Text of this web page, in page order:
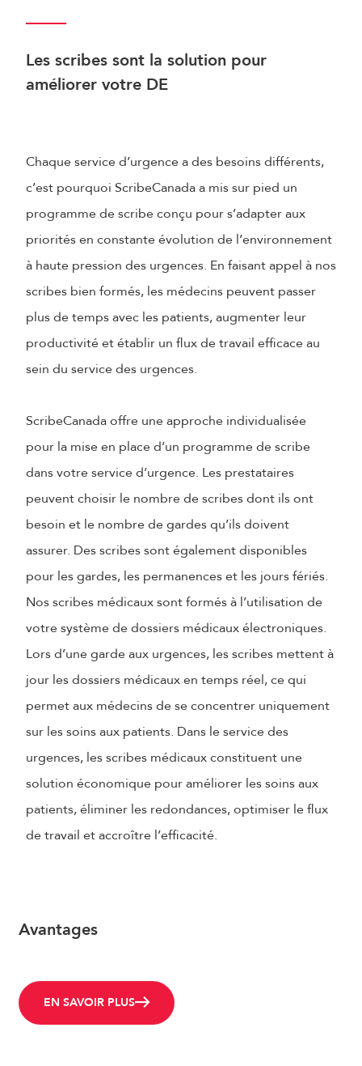
Les scribes sont la solution pour
améliorer votre DE
Chaque service d’urgence a des besoins différents,
c’est pourquoi ScribeCanada a mis sur pied un
programme de scribe conçu pour s’adapter aux
priorités en constante évolution de l’environnement
à haute pression des urgences. En faisant appel à nos
scribes bien formés, les médecins peuvent passer
plus de temps avec les patients, augmenter leur
productivité et établir un flux de travail efficace au
sein du service des urgences.
ScribeCanada offre une approche individualisée
pour la mise en place d’un programme de scribe
dans votre service d’urgence. Les prestataires
peuvent choisir le nombre de scribes dont ils ont
besoin et le nombre de gardes qu’ils doivent
assurer. Des scribes sont également disponibles
pour les gardes, les permanences et les jours fériés.
Nos scribes médicaux sont formés à l’utilisation de
votre système de dossiers médicaux électroniques.
Lors d’une garde aux urgences, les scribes mettent à
jour les dossiers médicaux en temps réel, ce qui
permet aux médecins de se concentrer uniquement
sur les soins aux patients. Dans le service des
urgences, les scribes médicaux constituent une
solution économique pour améliorer les soins aux
patients, éliminer les redondances, optimiser le flux
de travail et accroître l’efficacité.
Avantages
EN SAVOIR PLUS